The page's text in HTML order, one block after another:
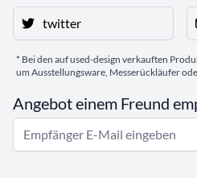
twitter
* Bei den auf used-design verkauften
um Ausstellungsware, Messerückläufer
Angebot einem Freund